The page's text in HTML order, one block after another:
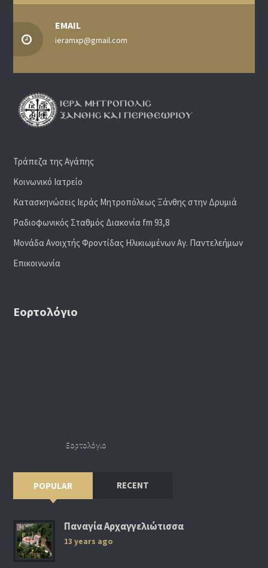
EMAIL
ieramxp@gmail.com
Τράπεζα της Αγάπης
Κοινωνικό Ιατρείο
Κατασκηνώσεις Ιεράς Μητροπόλεως Ξάνθης στην Δρυμιά
Ραδιoφωνικός Σταθμός Διακονία fm 93,8
Μονάδα Ανοιχτής Φροντίδας Ηλικιωμένων Αγ. Παντελεήμων
Επικοινωνία
Εορτολόγιο
Εορτολόγιο
POPULAR RECENT
Παναγία Αρχαγγελιώτισσα
13 years ago